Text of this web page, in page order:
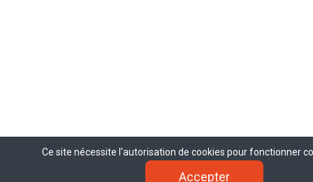
Ce site nécessite l'autorisation de cookies pour fonctionner
Accepter
Ce site nécessite l'autorisation de cookies pour fonctionner
Accepter